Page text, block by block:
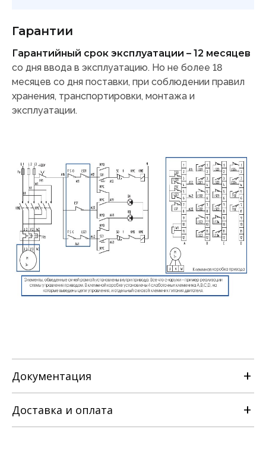
Гарантии
Гарантийный срок эксплуатации – 12 месяцев
со дня ввода в эксплуатацию. Но не более 18
месяцев со дня поставки, при соблюдении правил
хранения, транспортировки, монтажа и
эксплуатации.
Документация
Доставка и оплата